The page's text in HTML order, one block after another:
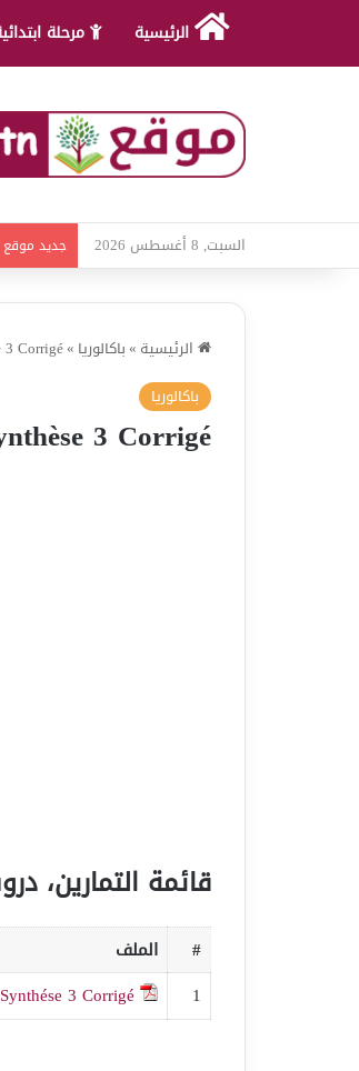
الرئيسية مرحلة
السبت, 8 أغسطس 2026 جديد موقع
الرئيسية »باكالوريا »
Corrigé
باكالوريا
3 Corrigé
قائمة التمارين،
# الملف
1
3 Corrigé